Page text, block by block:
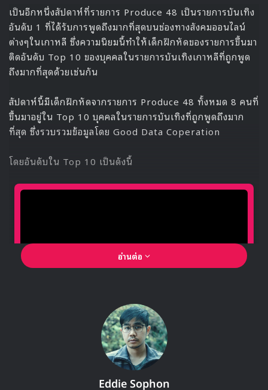
เป็นอีกหนึ่งสัปดาห์ที่รายการ Produce 48 เป็นรายการบันเทิง
อันดับ 1 ที่ได้รับการพูดถึงมากที่สุดบนช่องทางสังคมออนไลน์
ต่างๆในเกาหลี ซึ่งความนิยมนี้ทำให้เด็กฝึกหัดของรายการขึ้นมา
ติดอันดับ Top 10 ของบุคคลในรายการบันเทิงเกาหลีที่ถูกพูด
ถึงมากที่สุดด้วยเช่นกัน
สัปดาห์นี้มีเด็กฝึกหัดจากรายการ Produce 48 ทั้งหมด 8 คนที่
ขึ้นมาอยู่ใน Top 10 บุคคลในรายการบันเทิงที่ถูกพูดถึงมาก
ที่สุด ซึ่งรวบรวมข้อมูลโดย Good Data Coperation
โดยอันดับใน Top 10 เป็นดังนี้
🎙GYUBIN ปลื้มเมืองไทยขนาดไหน? ถึงกลับมาถ่าย
MV เพลงใหม่ LIKE U 100 ที่กรุงเทพ
▶ คลิกดูสัมภาษณ์พิเศษ
อ่านต่อ
Eddie Sophon